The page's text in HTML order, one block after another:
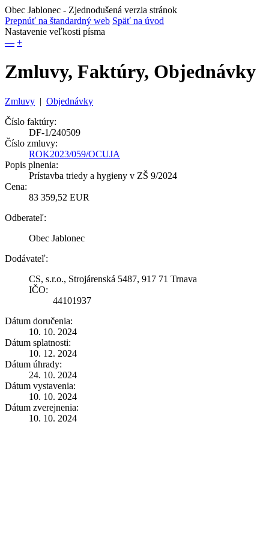
Obec Jablonec - Zjednodušená verzia stránok
Prepnúť na štandardný web Späť na úvod
Nastavenie veľkosti písma
— +
Zmluvy, Faktúry, Objednávky
Zmluvy | Objednávky
Číslo faktúry:
DF-1/240509
Číslo zmluvy:
ROK2023/059/OCUJA
Popis plnenia:
Prístavba triedy a hygieny v ZŠ 9/2024
Cena:
83 359,52 EUR
Odberateľ:
Obec Jablonec
Dodávateľ:
CS, s.r.o., Strojárenská 5487, 917 71 Trnava
IČO:
44101937
Dátum doručenia:
10. 10. 2024
Dátum splatnosti:
10. 12. 2024
Dátum úhrady:
24. 10. 2024
Dátum vystavenia:
10. 10. 2024
Dátum zverejnenia:
10. 10. 2024